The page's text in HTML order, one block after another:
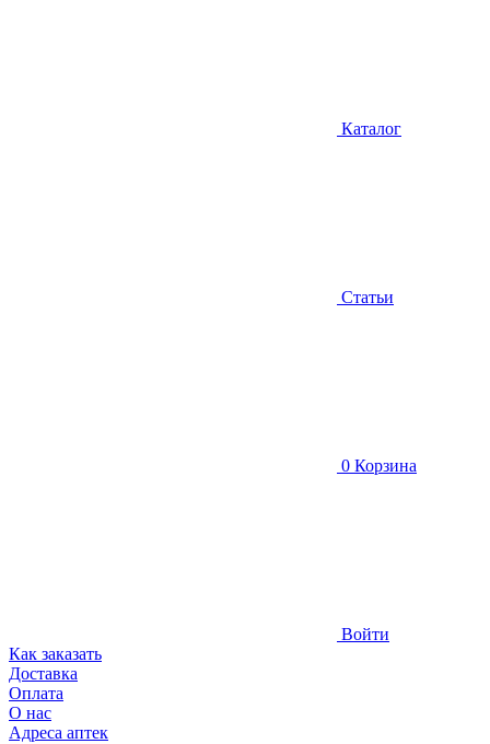
Каталог
Статьи
0 Корзина
Войти
Как заказать
Доставка
Оплата
О нас
Адреса аптек